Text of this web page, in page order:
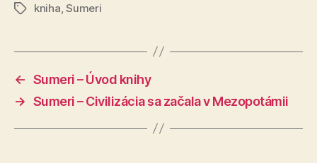
Značky
kniha ,Sumeri
← Sumeri – Úvod knihy
→ Sumeri – Civilizácia sa začala v Mezopotámii